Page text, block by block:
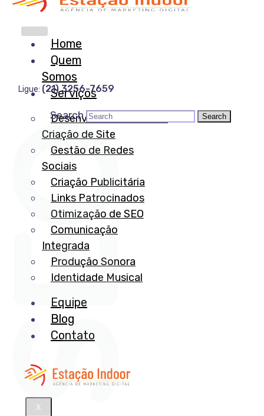
Home
Quem
Somos
Serviços
Desenvolvimento Web e
Criação de Site
Gestão de Redes
Sociais
Criação Publicitária
Links Patrocinados
Otimização de SEO
Comunicação
Integrada
Produção Sonora
Identidade Musical
Equipe
Blog
Contato
X
Ligue: (21) 3256-7659
Search